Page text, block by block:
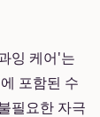
잉 케어'는
포함된 수
필요한 자극